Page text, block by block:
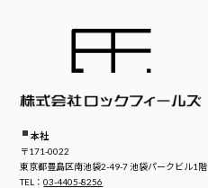
本社
〒171-0022
東京都豊島区南池袋2-49-7 池袋パークビル1階
TEL：03-4405-8256